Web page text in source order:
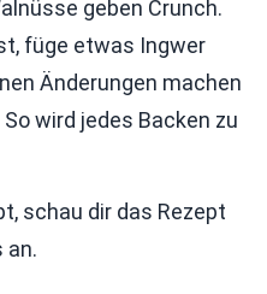
geben Crunch.
füge etwas Ingwer
Änderungen machen
wird jedes Backen zu
schau dir das Rezept
an.